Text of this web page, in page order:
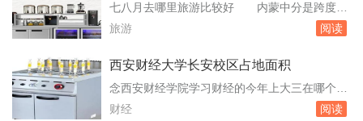
个选择，自己也会参加地方公务员招录。此外，
除了“公考”这条路，他也会去努力。我是退伍
七八月去哪里旅游比较好 内蒙中分是跨度很
大。西部可以游玩：新疆西藏宁夏西安呼和浩特
滨吉林其次还有青岛大连连云港日照福建厦门鼓
78月份的话可以去欧洲玩玩呢，之前跟众信旅
游的团去的欧洲的法国瑞士意大利，就玩的不错
旅游 阅读
西安财经大学长安校区占地面积
念西安财经学院学习财经的今年上大三在哪个校
区 长安校区你在西安财经学院学习财经专
财经 阅读